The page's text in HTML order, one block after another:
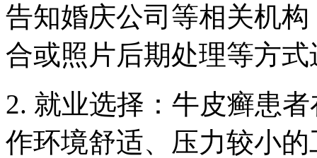
告知婚庆公司等相关机
合或照片后期处理等方
2. 就业选择：牛皮癣患
作环境舒适、压力较小